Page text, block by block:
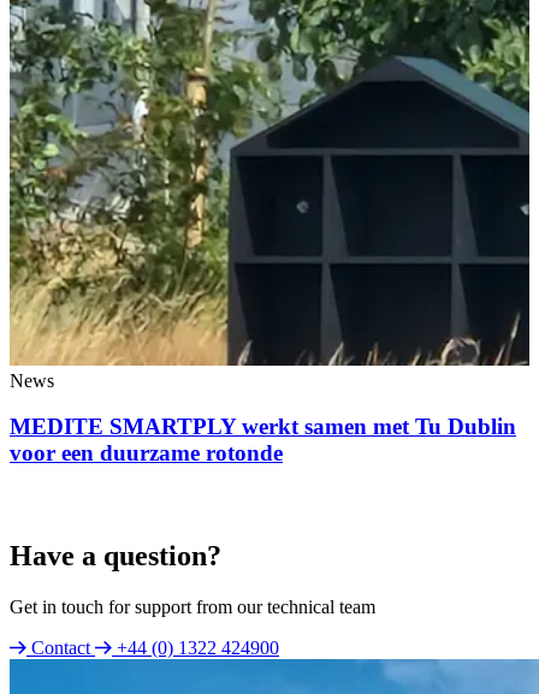
News
MEDITE SMARTPLY werkt samen met Tu Dublin
voor een duurzame rotonde
Have a question?
Get in touch for support from our technical team
Contact
+44 (0) 1322 424900